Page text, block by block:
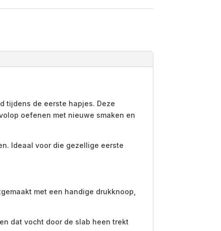
tijdens de eerste hapjes. Deze
oefenen met nieuwe smaken en
Ideaal voor die gezellige eerste
met een handige drukknoop,
dat vocht door de slab heen trekt